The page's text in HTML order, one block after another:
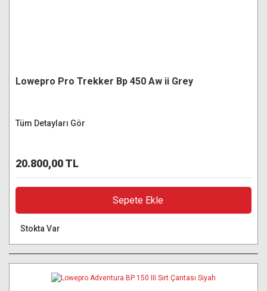
Lowepro Pro Trekker Bp 450 Aw ii Grey
Tüm Detayları Gör
20.800,00 TL
Sepete Ekle
Stokta Var